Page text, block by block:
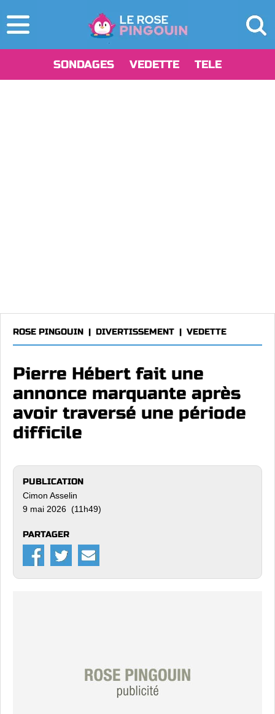
SONDAGES VEDETTE TELE
ROSE PINGOUIN | DIVERTISSEMENT | VEDETTE
Pierre Hébert fait une
annonce marquante après
avoir traversé une période
difficile
PUBLICATION
Cimon Asselin
9 mai 2026 (11h49)
PARTAGER